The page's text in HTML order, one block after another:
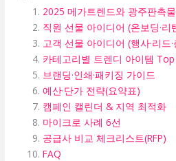
2025 메가트렌드와 광주판촉
직원 선물 아이디어 (온보딩·리
고객 선물 아이디어 (행사·리드
카테고리별 트렌디 아이템 Top
브랜딩·인쇄·패키징 가이드
예산·단가 전략(요약표)
캠페인 캘린더 & 지역 최적화
마이크로 사례 6선
공급사 비교 체크리스트(RFP)
FAQ